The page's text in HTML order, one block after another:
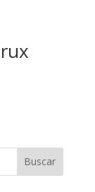
Buscar